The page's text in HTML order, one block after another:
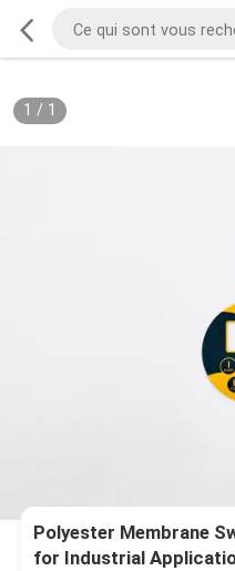
1 / 1
Polyester Membrane
for Industrial